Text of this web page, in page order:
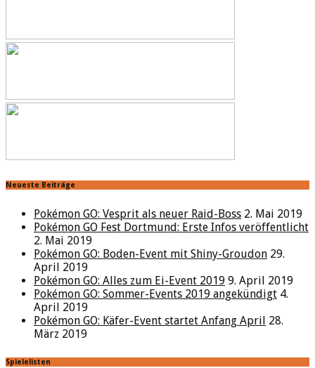
Neueste Beiträge
Pokémon GO: Vesprit als neuer Raid-Boss 2. Mai 2019
Pokémon GO Fest Dortmund: Erste Infos veröffentlicht
2. Mai 2019
Pokémon GO: Boden-Event mit Shiny-Groudon 29.
April 2019
Pokémon GO: Alles zum Ei-Event 2019 9. April 2019
Pokémon GO: Sommer-Events 2019 angekündigt 4.
April 2019
Pokémon GO: Käfer-Event startet Anfang April 28.
März 2019
Spielelisten